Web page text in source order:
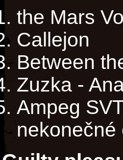
the Mars
Callejon
Between
Zuzka -
Ampeg
nekonečné